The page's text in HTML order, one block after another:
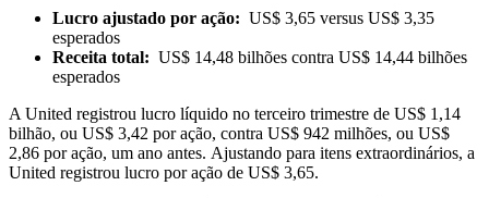
Lucro ajustado por ação: US$ 3,65 versus US$ 3,35
esperados
Receita total: US$ 14,48 bilhões contra US$ 14,44 bilhões
esperados
A United registrou lucro líquido no terceiro trimestre de US$ 1,14
bilhão, ou US$ 3,42 por ação, contra US$ 942 milhões, ou US$
2,86 por ação, um ano antes. Ajustando para itens extraordinários, a
United registrou lucro por ação de US$ 3,65.